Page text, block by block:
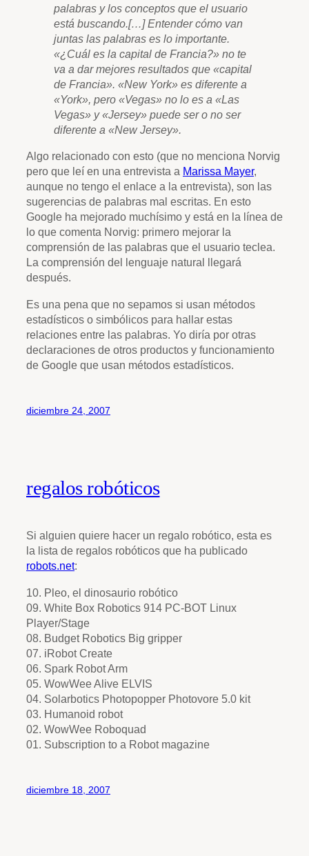
palabras y los conceptos que el usuario
está buscando.[…] Entender cómo van
juntas las palabras es lo importante.
«¿Cuál es la capital de Francia?» no te
va a dar mejores resultados que «capital
de Francia». «New York» es diferente a
«York», pero «Vegas» no lo es a «Las
Vegas» y «Jersey» puede ser o no ser
diferente a «New Jersey».
Algo relacionado con esto (que no menciona Norvig
pero que leí en una entrevista a Marissa Mayer,
aunque no tengo el enlace a la entrevista), son las
sugerencias de palabras mal escritas. En esto
Google ha mejorado muchísimo y está en la línea de
lo que comenta Norvig: primero mejorar la
comprensión de las palabras que el usuario teclea.
La comprensión del lenguaje natural llegará
después.
Es una pena que no sepamos si usan métodos
estadísticos o simbólicos para hallar estas
relaciones entre las palabras. Yo diría por otras
declaraciones de otros productos y funcionamiento
de Google que usan métodos estadísticos.
diciembre 24, 2007
regalos robóticos
Si alguien quiere hacer un regalo robótico, esta es
la lista de regalos robóticos que ha publicado
robots.net:
10. Pleo, el dinosaurio robótico
09. White Box Robotics 914 PC-BOT Linux
Player/Stage
08. Budget Robotics Big gripper
07. iRobot Create
06. Spark Robot Arm
05. WowWee Alive ELVIS
04. Solarbotics Photopopper Photovore 5.0 kit
03. Humanoid robot
02. WowWee Roboquad
01. Subscription to a Robot magazine
diciembre 18, 2007